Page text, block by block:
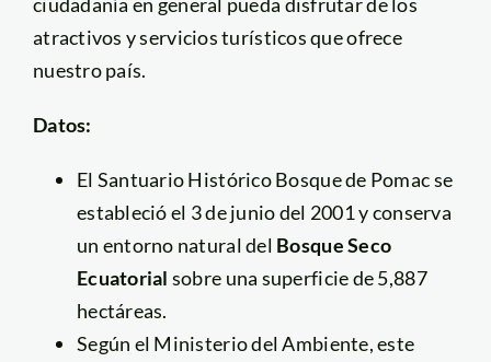
atractivos y servicios turísticos que ofrece
nuestro país.
Datos:
El Santuario Histórico Bosque de Pomac se
estableció el 3 de junio del 2001 y conserva
un entorno natural del Bosque Seco
Ecuatorial sobre una superficie de 5,887
hectáreas.
Según el Ministerio del Ambiente, este